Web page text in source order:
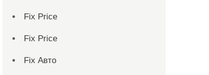
Fix Price
Fix Price
Fix Авто